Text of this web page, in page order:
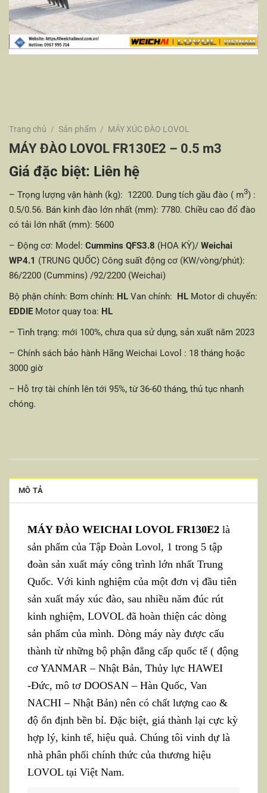
Trang chủ / Sản phẩm / MÁY XÚC ĐÀO LOVOL
MÁY ĐÀO LOVOL FR130E2 – 0.5 m3
Giá đặc biệt: Liên hệ
– Trọng lượng vận hành (kg): 12200. Dung tích gầu đào ( m3) :
0.5/0.56. Bán kinh đào lớn nhất (mm): 7780. Chiều cao đổ đào
có tải lớn nhất (mm): 5600
– Động cơ: Model: Cummins QFS3.8 (HOA KỲ)/ Weichai
WP4.1 (TRUNG QUỐC) Công suất động cơ (KW/vòng/phút):
86/2200 (Cummins) /92/2200 (Weichai)
Bộ phận chính: Bơm chính: HL Van chính: HL Motor di chuyển:
EDDIE Motor quay toa: HL
– Tình trạng: mới 100%, chưa qua sử dụng, sản xuất năm 2023
– Chính sách bảo hành Hãng Weichai Lovol : 18 tháng hoặc
3000 giờ
– Hỗ trợ tài chính lên tới 95%, từ 36-60 tháng, thủ tục nhanh
chóng.
MÔ TẢ
MÁY ĐÀO WEICHAI LOVOL FR130E2 là
sản phẩm của Tập Đoàn Lovol, 1 trong 5 tập
đoàn sản xuất máy công trình lớn nhất Trung
Quốc. Với kinh nghiệm của một đơn vị đầu tiên
sản xuất máy xúc đào, sau nhiều năm đúc rút
kinh nghiệm, LOVOL đã hoàn thiện các dòng
sản phẩm của mình. Dòng máy này được cấu
thành từ những bộ phận đẳng cấp quốc tế ( động
cơ YANMAR – Nhật Bản, Thủy lực HAWEI
-Đức, mô tơ DOOSAN – Hàn Quốc, Van
NACHI – Nhật Bản) nên có chất lượng cao &
độ ổn định bền bỉ. Đặc biệt, giá thành lại cực kỳ
hợp lý, kinh tế, hiệu quả. Chúng tôi vinh dự là
nhà phân phối chính thức của thương hiệu
LOVOL tại Việt Nam.